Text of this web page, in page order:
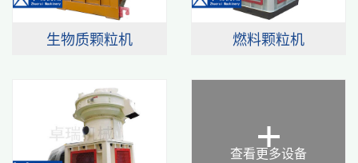
生物质颗粒机 燃料颗粒机
+
查看更多设备